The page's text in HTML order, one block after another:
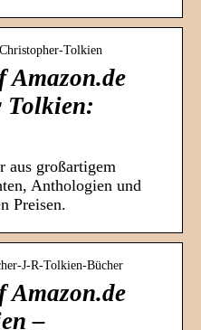
Tolkien
Amazon.de
Tolkien:
aus großartigem
Anthologien und
Preisen.
J-R-Tolkien-Bücher
Amazon.de
–